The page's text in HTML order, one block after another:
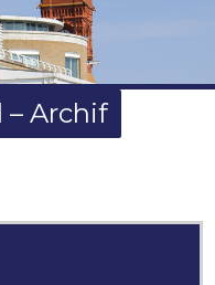
– Archif